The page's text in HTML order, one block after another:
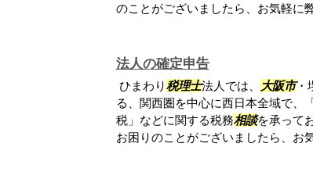
のことがございましたら、お気軽に
法人の確定申告
ひまわり税理士法人では、 大阪市・
る、関西圏を中心に西日本全域で、
税」などに関する税務相談を承って
お困りのことがございましたら、お